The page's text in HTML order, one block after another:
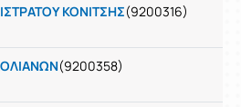
ΚΟΝΙΤΣΗΣ(9200316)
(9200358)